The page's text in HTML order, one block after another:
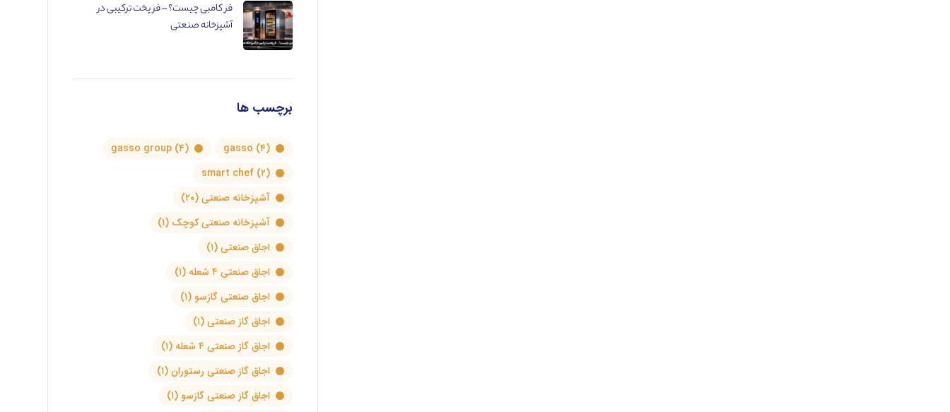
فر کامبی چیست؟ – فر پخت ترکیبی در
آشپزخانه صنعتی
برچسب ها
gasso (۴) gasso group (۴)
smart chef (۲)
آشپزخانه صنعتی(۲۰)
آشپزخانه صنعتی کوچک (۱)
اجاق صنعتی(۱)
اجاق صنعتی ۴ شعله
(۱)
اجاق صنعتی گازسو (۱)
اجاق گاز صنعتی(۱)
اجاق گاز صنعتی ۴ شعله
(۱)
اجاق گاز صنعتی رستوران(۱)
اجاق گاز صنعتی گازسو (۱)